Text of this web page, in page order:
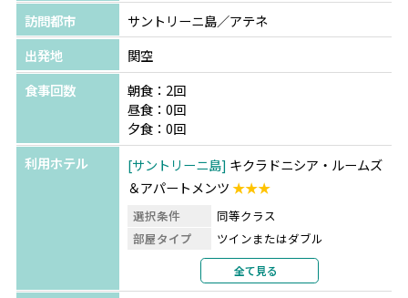
訪問都市
サントリーニ島／アテネ
出発地
関空
食事回数
朝食：2回
昼食：0回
夕食：0回
利用ホテル
サントリーニ島 キクラドニシア・ルームズ
＆アパートメンツ★★★
選択条件
同等クラス
部屋タイプ
ツインまたはダブル
2名1室利用
部屋カテゴリ
指定なし
全て見る